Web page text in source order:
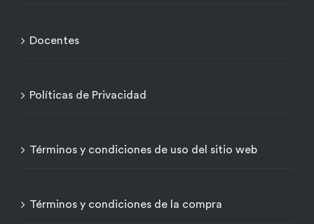
Docentes
Políticas de Privacidad
Términos y condiciones de uso del sitio web
Términos y condiciones de la compra